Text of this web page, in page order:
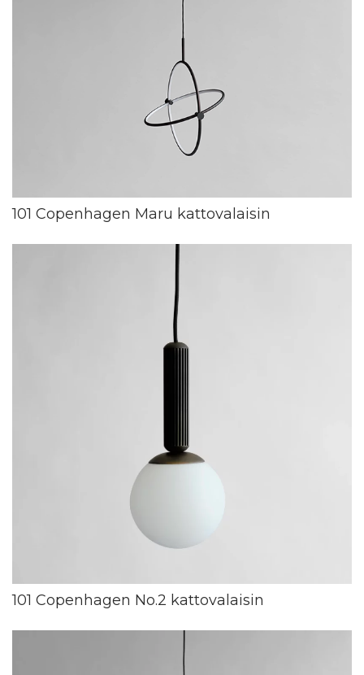
101 Copenhagen Maru kattovalaisin
101 Copenhagen No.2 kattovalaisin